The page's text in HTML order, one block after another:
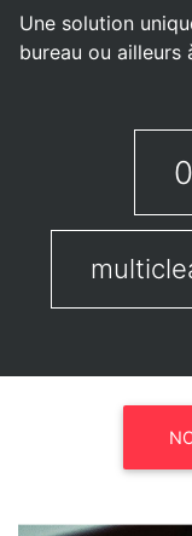
Une solution
bureau ou ailleurs